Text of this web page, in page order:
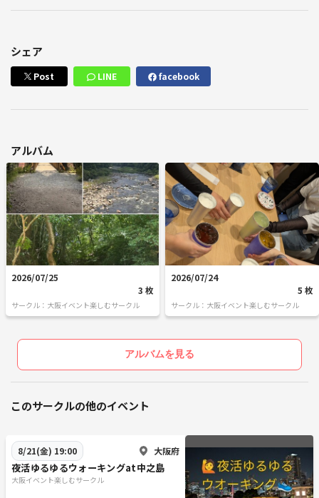
シェア
Post LINE facebook
アルバム
2026/07/25
3 枚
サークル：大阪イベント楽しむサークル
2026/07/24
5 枚
サークル：大阪イベント楽しむサークル
アルバムを見る
このサークルの他のイベント
8/21(金) 19:00 大阪府
夜活ゆるゆるウォーキングat中之島
大阪イベント楽しむサークル